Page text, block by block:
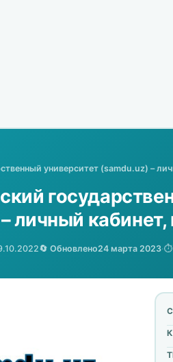
университет (samdu.uz) –
личный кабинет,
🔄 Обновлено24 марта 2023·⏱️